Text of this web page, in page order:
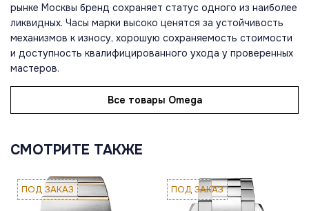
рынке Москвы бренд сохраняет статус одного из наиболее
ликвидных. Часы марки высоко ценятся за устойчивость
механизмов к износу, хорошую сохраняемость стоимости
и доступность квалифицированного ухода у проверенных
мастеров.
Все товары Omega
СМОТРИТЕ ТАКЖЕ
ПОД ЗАКАЗ ПОД ЗАКАЗ